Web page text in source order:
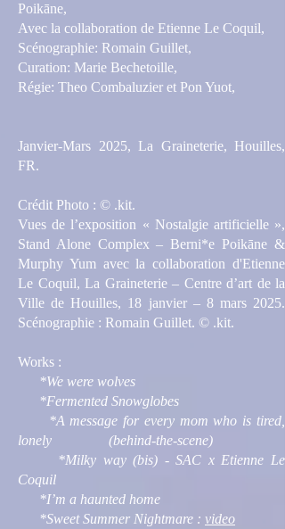
Poikāne,
Avec la collaboration de Etienne Le Coquil,
Scénographie: Romain Guillet,
Curation: Marie Bechetoille,
Régie: Theo Combaluzier et Pon Yuot,
Janvier-Mars 2025, La Graineterie, Houilles,
FR.
Crédit Photo : © .kit.
Vues de l’exposition « Nostalgie artificielle »,
Stand Alone Complex – Berni*e Poikāne &
Murphy Yum avec la collaboration d'Etienne
Le Coquil, La Graineterie – Centre d’art de la
Ville de Houilles, 18 janvier – 8 mars 2025.
Scénographie : Romain Guillet. © .kit.
Works :
*We were wolves
*Fermented Snowglobes
*A message for every mom who is tired,
lonely (behind-the-scene)
*Milky way (bis) - SAC x Etienne Le
Coquil
*I’m a haunted home
*Sweet Summer Nightmare : video